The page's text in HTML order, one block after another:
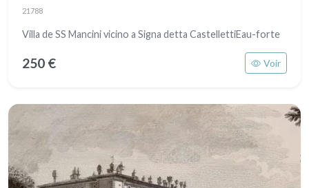
21788
Villa de SS Mancini vicino a Signa detta CastellettiEau-forte
250 € Voir